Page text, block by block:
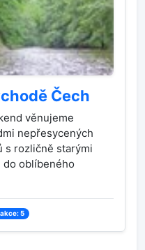
Čech
věnujeme
nepřesycených
s rozličně starými
do oblíbeného
5